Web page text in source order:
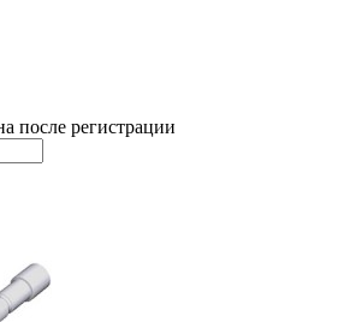
после регистрации